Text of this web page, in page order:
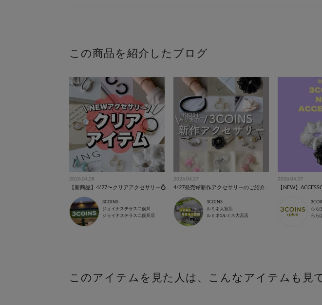
この商品を紹介したブログ
2026.04.28
【新商品】4/27〜クリアアクセサリー💍
3COINS
ジョイナステラス二俣川
ジョイナステラス二俣川店
2026.04.27
3COINS
ルミネ大宮店
ルミネ1ルミネ大宮店
2026.04.27
【NEW】
らら
らら
このアイテムを見た人は、こんなアイテムも見